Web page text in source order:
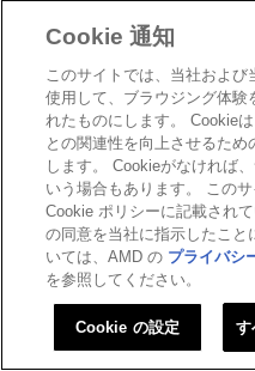
個人情報取り扱いの前提：
供を受け、または使用するため
場合は、弊社は両者間の契約を
ることを前提としてお客様の個
理由で弊社に個人情報を提供す
するために弊社の合法的な業務
スをお客様に提供する、または
をお客様に提供する）で、ある
の個人情報を取り扱います。
個人情報に関する権利：
AMDが
するお客様の権利（本プライバ
シー権」の項目に規定）に加え
を制限する権利を有します。 お
いに不満がある場合は、お客様
Cookie 通知
このサイトでは、当社およ
使用して、ブラウジング体験
れたものにします。 Cookie
との関連性を向上させるた
します。 Cookieがなければ
いう場合もあります。 この
Cookie ポリシーに記載され
の同意を当社に指示したこ
いては、AMD の プライバシ
を参照してください。
Cookie の設定 す